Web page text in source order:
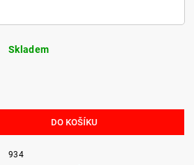
Skladem
934